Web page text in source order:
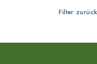
Filter